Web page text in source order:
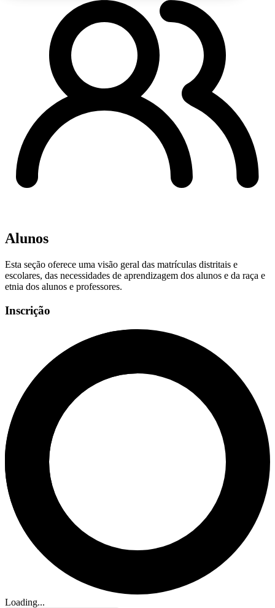
Alunos
Esta seção oferece uma visão geral das matrículas distritais e
escolares, das necessidades de aprendizagem dos alunos e da raça e
etnia dos alunos e professores.
Inscrição
Loading...